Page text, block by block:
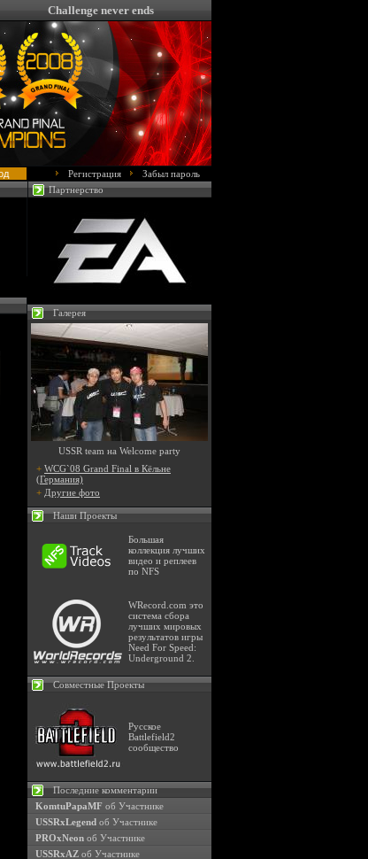
Challenge never ends
Регистрация
Забыл пароль
Партнерство
Галерея
USSR team на Welcome party
+ WCG`08 Grand Final в Кёльне
(Германия)
+ Другие фото
Наши Проекты
Большая
коллекция лучших
видео и реплеев
по NFS
WRecord.com это
система сбора
лучших мировых
результатов игры
Need For Speed:
Underground 2.
Совместные Проекты
Русское
Battlefield2
сообщество
Последние комментарии
KomtuPapaMF об Участнике
USSRxLegend об Участнике
PROxNeon об Участнике
USSRxAZ об Участнике